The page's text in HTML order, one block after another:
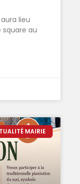
lieu
square au
MAIRIE